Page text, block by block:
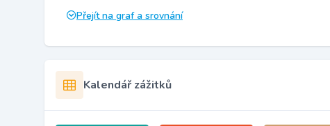
Přejít na graf a srovnání
Kalendář zážitků